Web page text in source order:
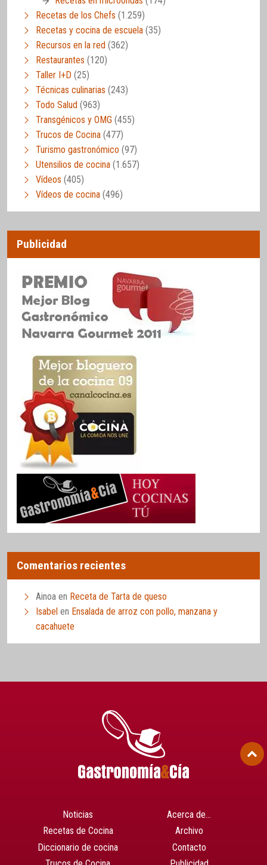
Recetas de los Chefs (1.259)
Recetas y cocina de escuela (35)
Recursos en la red (362)
Restaurantes (120)
Taller I+D (25)
Técnicas culinarias (243)
Todo Salud (963)
Transgénicos y OMG (455)
Trucos de Cocina (477)
Turismo gastronómico (97)
Utensilios de cocina (1.657)
Vídeos (405)
Vídeos de cocina (496)
Publicidad
Comentarios recientes
Ainoa en Receta de Tarta de queso
Isabel en Ensalada de arroz con pollo, manzana y
cacahuete
Noticias
Recetas de Cocina
Diccionario de cocina
Acerca de…
Archivo
Contacto